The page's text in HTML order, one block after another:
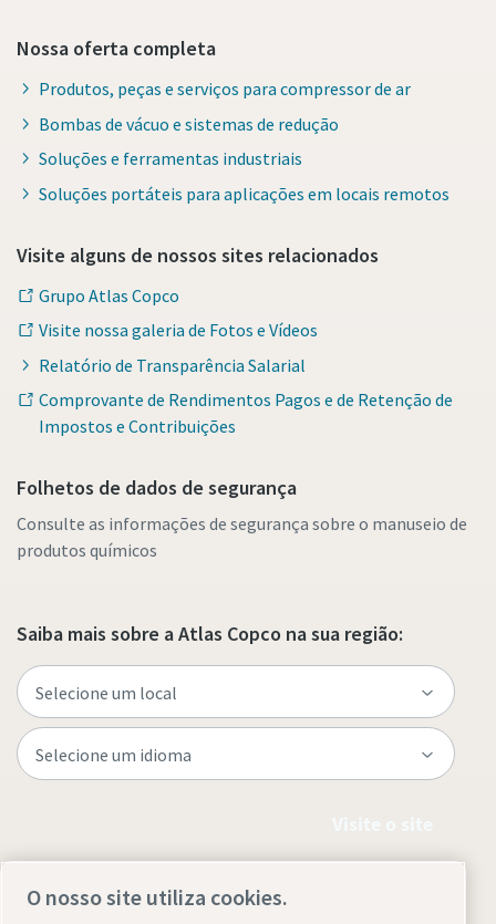
Nossa oferta completa
Produtos, peças e serviços para compressor de ar
Bombas de vácuo e sistemas de redução
Soluções e ferramentas industriais
Soluções portáteis para aplicações em locais remotos
Visite alguns de nossos sites relacionados
Grupo Atlas Copco
Visite nossa galeria de Fotos e Vídeos
Relatório de Transparência Salarial
Comprovante de Rendimentos Pagos e de Retenção de
Impostos e Contribuições
Folhetos de dados de segurança
Consulte as informações de segurança sobre o manuseio de
produtos químicos
Saiba mais sobre a Atlas Copco na sua região:
O nosso site utiliza cookies.